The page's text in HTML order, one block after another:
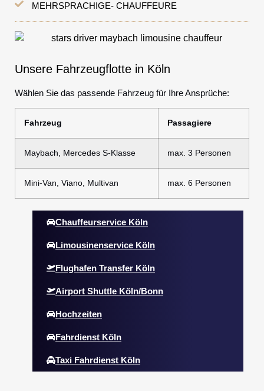
MEHRSPRACHIGE- CHAUFFEURE
Unsere Fahrzeugflotte in Köln
Wählen Sie das passende Fahrzeug für Ihre Ansprüche:
Fahrzeug Passagiere
Maybach, Mercedes S-Klasse max. 3 Personen
Mini-Van, Viano, Multivan max. 6 Personen
Chauffeurservice Köln
Limousinenservice Köln
Flughafen Transfer Köln
Airport Shuttle Köln/Bonn
Hochzeiten
Fahrdienst Köln
Taxi Fahrdienst Köln